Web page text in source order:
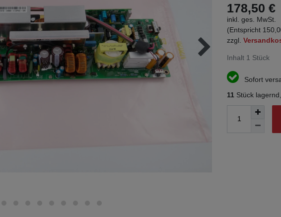
178,50 €
inkl. ges. MwSt.
(Entspricht
zzgl.
Inhalt 1 Stück
Sofort
11 Stück